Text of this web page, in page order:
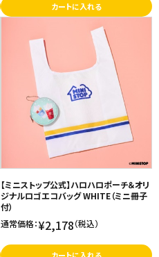
カートに入れる
【ミニストップ公式】ハロハロポーチ＆オリ
ジナルロゴエコバッグ WHITE（ミニ冊子
付）
通常価格：¥2,178（税込）